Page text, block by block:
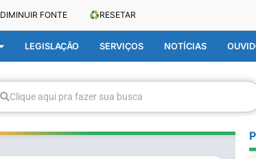
DIMINUIR FONTE ♻️RESETAR
LEGISLAÇÃO SERVIÇOS NOTÍCIAS
Clique aqui pra fazer sua busca